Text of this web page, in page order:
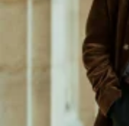
すべて
関西で開催。
おすすめの
おすすめの